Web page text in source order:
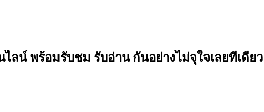
ลน์ พร้อมรับชม รับอ่าน กันอย่างไม่จุใจเลยทีเดียว